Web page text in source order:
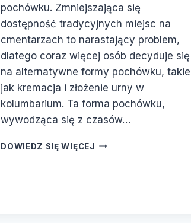
pochówku. Zmniejszająca się
dostępność tradycyjnych miejsc na
cmentarzach to narastający problem,
dlatego coraz więcej osób decyduje się
na alternatywne formy pochówku, takie
jak kremacja i złożenie urny w
kolumbarium. Ta forma pochówku,
wywodząca się z czasów…
DOWIEDZ SIĘ WIĘCEJ